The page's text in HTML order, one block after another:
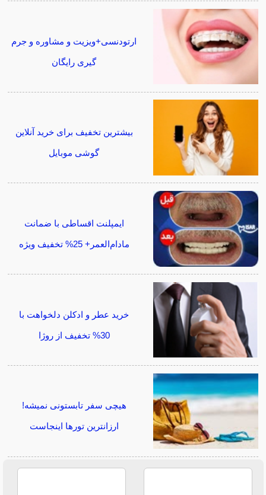
ارتودنسی+ویزیت و مشاوره و جرم
گیری رایگان
بیشترین تخفیف برای خرید آنلاین
گوشی موبایل
ایمپلنت اقساطی با ضمانت
مادام‌العمر+ 25% تخفیف ویژه
خرید عطر و ادکلن دلخواهت با
30% تخفیف از روژا
هیچی سفر تابستونی نمیشه!
ارزانترین تورها اینجاست